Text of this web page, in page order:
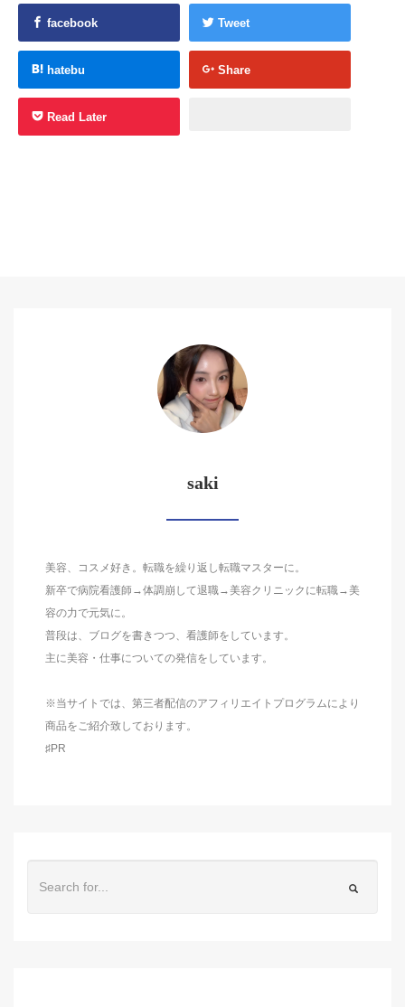
facebook Tweet
hatebu Share
Read Later
saki
美容、コスメ好き。転職を繰り返し転職マスターに。
新卒で病院看護師→体調崩して退職→美容クリニックに転職→美
容の力で元気に。
普段は、ブログを書きつつ、看護師をしています。
主に美容・仕事についての発信をしています。
※当サイトでは、第三者配信のアフィリエイトプログラムにより
商品をご紹介致しております。
♯PR